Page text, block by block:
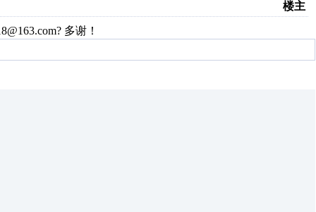
楼主
多谢！